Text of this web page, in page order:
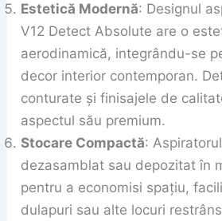
Estetică Modernă: Designul
V12 Detect Absolute are o
aerodinamică, integrându-se
decor interior contemporan.
conturate și finisajele de
aspectul său premium.
Stocare Compactă:
dezasamblat sau depozitat în
pentru a economisi spațiu,
dulapuri sau alte locuri